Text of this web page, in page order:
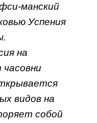
манский
Успения
на
часовни
видов на
собой